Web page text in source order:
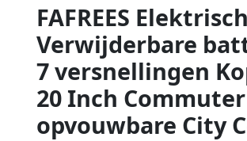
FAFREES
Verwijderbare
7 versnellingen
20 Inch
opvouwbare City